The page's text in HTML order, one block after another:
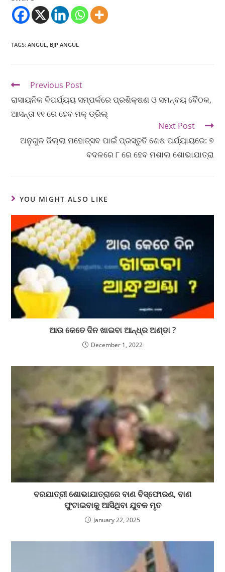
TAGS:ANGUL BJP ANGUL
Previous Post
ରାସାୟନିକ ବିପର୍ଯ୍ୟୟ ସମ୍ପର୍କରେ ପ୍ରଶିକ୍ଷଣ ଓ ସମନ୍ବୟ ବୈଠକ,
ଆସନ୍ତା ୧୧ ରେ ହେବ ମକ୍ ଡ୍ରିଲ୍
Next Post
ଅନୁଗୁଳ ଜିଲ୍ଲା ମହୋତ୍ସବ ପାଇଁ ପ୍ରସ୍ତୁତି ଶେଷ ପର୍ଯ୍ୟାୟରେ: ୭
ବଦଳରେ ୮ ରେ ହେବ ମଶାଲ ଶୋଭାଯାତ୍ରା
YOU MIGHT ALSO LIKE
ଆଉ କେତେ ଦିନ ଖାଇବା ଆନ୍ଧ୍ର ଅଣ୍ଡା ?
December 1, 2022
ବରଯାତ୍ରୀ ଶୋଭାଯାତ୍ରାରେ ବାଣ ବିସ୍ଫୋରଣ, ବାଣ
ଫୁଟାଇବାକୁ ଆସିଥିବା ଯୁବକ ମୃତ
January 22, 2025